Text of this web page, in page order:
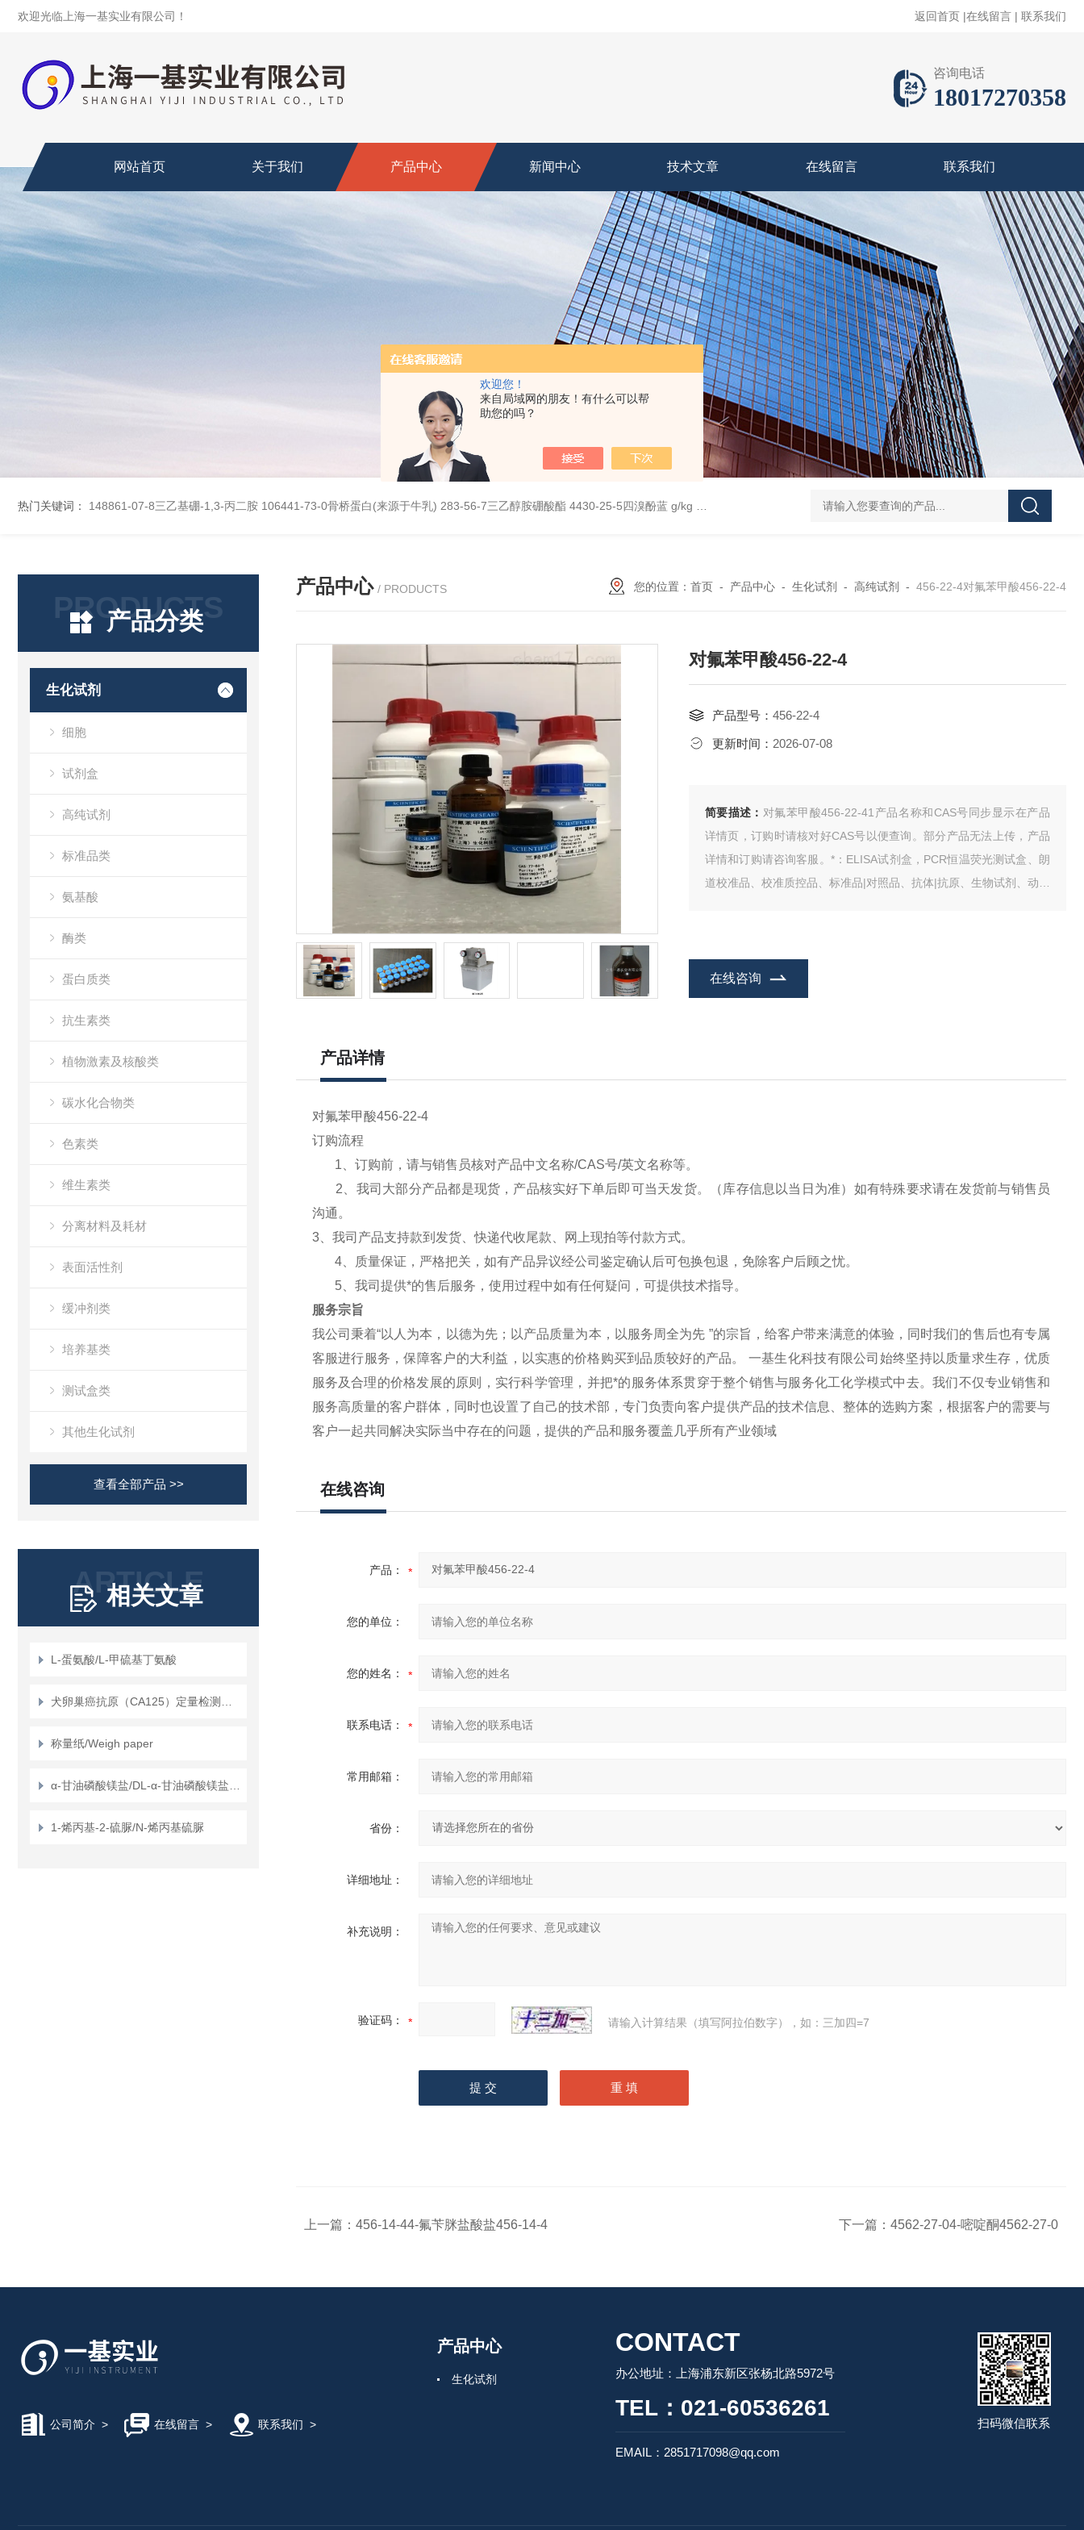
欢迎您！
来自局域网的朋友！有什么可以帮
助您的吗？
欢迎光临上海一基实业有限公司！ 返回首页 |在线留言 | 联系我们
咨询电话
18017270358
网站首页 关于我们 产品中心 新闻中心 技术文章 在线留言 联系我们
热门关键词： 148861-07-8三乙基硼-1,3-丙二胺 106441-73-0骨桥蛋白(来源于牛乳) 283-56-7三乙醇胺硼酸酯 4430-25-5四溴酚蓝 g/kg 81-08-32-磺基苯甲酸酐 4441-12-7三(4-吗啉基)氧化膦
PRODUCTS
产品分类
生化试剂
细胞
试剂盒
高纯试剂
标准品类
氨基酸
酶类
蛋白质类
抗生素类
植物激素及核酸类
碳水化合物类
色素类
维生素类
分离材料及耗材
表面活性剂
缓冲剂类
培养基类
测试盒类
其他生化试剂
查看全部产品 >>
ARTICLE
相关文章
L-蛋氨酸/L-甲硫基丁氨酸
称量纸/Weigh paper
1-烯丙基-2-硫脲/N-烯丙基硫脲
产品中心 / PRODUCTS 您的位置： 首页 - 产品中心 - 生化试剂 - 高纯试剂 - 456-22-4对氟苯甲酸456-22-4
对氟苯甲酸456-22-4
产品型号： 456-22-4
更新时间： 2026-07-08
简要描述： 对氟苯甲酸456-22-41产品名称和CAS号同步显示在产品
详情页，订购时请核对好CAS号以便查询。部分产品无法上传，产品
详情和订购请咨询客服。*：ELISA试剂盒，PCR恒温荧光测试盒、朗
道校准品、校准质控品、标准品|对照品、抗体|抗原、生物试剂、动物
在线咨询
产品详情
对氟苯甲酸456-22-4
订购流程
1、订购前，请与销售员核对产品中文名称/CAS号/英文名称等。
2、我司大部分产品都是现货，产品核实好下单后即可当天发货。（库存信息以当日为准）如有特殊要求请在发货前与销售员
沟通 。
3、我司产品支持款到发货、快递代收尾款、网上现拍等付款方式。
4、质量保证，严格把关，如有产品异议经公司鉴定确认后可包换包退，免除客户后顾之忧。
5、我司提供*的售后服务，使用过程中如有任何疑问，可提供技术指导。
服务宗旨
我公司秉着“以人为本，以德为先；以产品质量为本，以服务周全为先 ”的宗旨，给客户带来满意的体验，同时我们的售后也有专属
客服进行服务，保障客户的大利益，以实惠的价格购买到品质较好的产品。
一基生化科技有限公司 始终坚持以质量求生存，优质
服务及合理的价格发展的原则，实行科学管理，并把*的服务体系贯穿于整个销售与服务化工化学模式中去。我们不仅专业销售和
服务高质量的客户群体，同时也设置了自己的技术部，专门负责向客户提供产品的技术信息、整体的选购方案，根据客户的需要与
客户一起共同解决实际当中存在的问题，提供的产品和服务覆盖几乎所有产业领域
在线咨询
产品：
您的单位：
您的姓名：
联系电话：
常用邮箱：
省份：
详细地址：
补充说明：
验证码： 请输入计算结果（填写阿拉伯数字），如：三加四=7
上一篇： 456-14-44-氟苄脒盐酸盐456-14-4 下一篇： 4562-27-04-嘧啶酮4562-27-0
公司简介 > 在线留言> 联系我们 >
产品中心
生化试剂
CONTACT
办公地址：上海浦东新区张杨北路5972号
TEL：021-60536261
EMAIL：2851717098@qq.com
扫码微信联系